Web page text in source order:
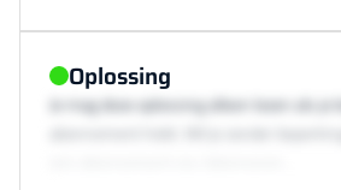
Oplossing
Je mag deze oplossing alleen lezen als je